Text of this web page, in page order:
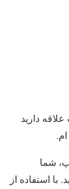
دارید
شما
استفاده از